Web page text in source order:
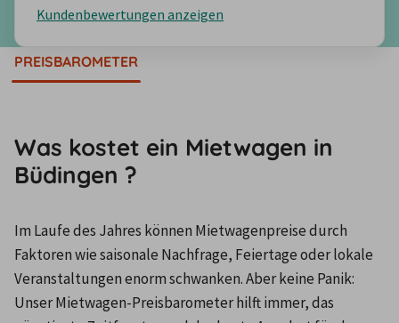
Kundenbewertungen anzeigen
PREISBAROMETER
Was kostet ein Mietwagen in
Büdingen ?
Im Laufe des Jahres können Mietwagenpreise durch
Faktoren wie saisonale Nachfrage, Feiertage oder lokale
Veranstaltungen enorm schwanken. Aber keine Panik:
Unser Mietwagen-Preisbarometer hilft immer, das